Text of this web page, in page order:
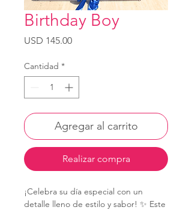
Birthday Boy
USD 145.00Precio
Cantidad *
Agregar al carrito
Realizar compra
¡Celebra su día especial con un
detalle lleno de estilo y sabor! ✨ Este